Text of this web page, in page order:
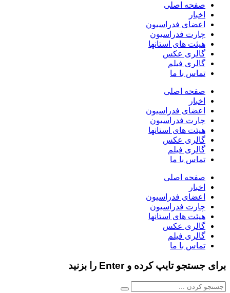
صفحه اصلی
اخبار
اعضای فدراسیون
چارت فدراسیون
هیئت های استانها
گالری عکس
گالری فیلم
تماس با ما
صفحه اصلی
اخبار
اعضای فدراسیون
چارت فدراسیون
هیئت های استانها
گالری عکس
گالری فیلم
تماس با ما
صفحه اصلی
اخبار
اعضای فدراسیون
چارت فدراسیون
هیئت های استانها
گالری عکس
گالری فیلم
تماس با ما
برای جستجو تایپ کرده و Enter را بزنید